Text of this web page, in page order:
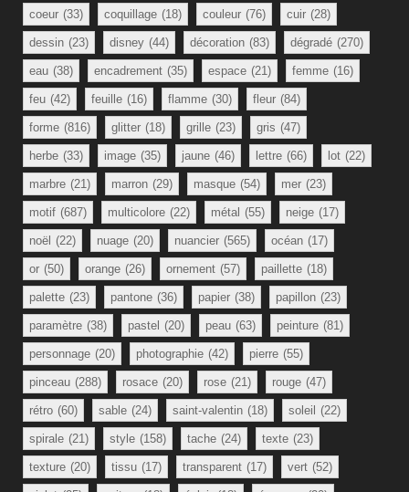
coeur (33) coquillage (18) couleur (76) cuir (28)
dessin (23) disney (44) décoration (83) dégradé (270)
eau (38) encadrement (35) espace (21) femme (16)
feu (42) feuille (16) flamme (30) fleur (84)
forme (816) glitter (18) grille (23) gris (47)
herbe (33) image (35) jaune (46) lettre (66) lot (22)
marbre (21) marron (29) masque (54) mer (23)
motif (687) multicolore (22) métal (55) neige (17)
noël (22) nuage (20) nuancier (565) océan (17)
or (50) orange (26) ornement (57) paillette (18)
palette (23) pantone (36) papier (38) papillon (23)
paramètre (38) pastel (20) peau (63) peinture (81)
personnage (20) photographie (42) pierre (55)
pinceau (288) rosace (20) rose (21) rouge (47)
rétro (60) sable (24) saint-valentin (18) soleil (22)
spirale (21) style (158) tache (24) texte (23)
texture (20) tissu (17) transparent (17) vert (52)